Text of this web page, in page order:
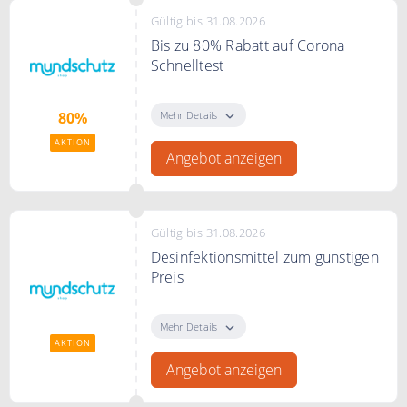
80%
AKTION
Gültig bis 31.08.2026
Bis zu 80% Rabatt auf Corona
Schnelltest
Schnelltest bei Mundschutz Shop
Mehr Details
Angebot anzeigen
AKTION
Gültig bis 31.08.2026
Desinfektionsmittel zum günstigen
Preis
Preis bei Mundschutz Shop
Mehr Details
Angebot anzeigen